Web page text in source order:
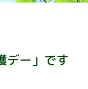
デー」です